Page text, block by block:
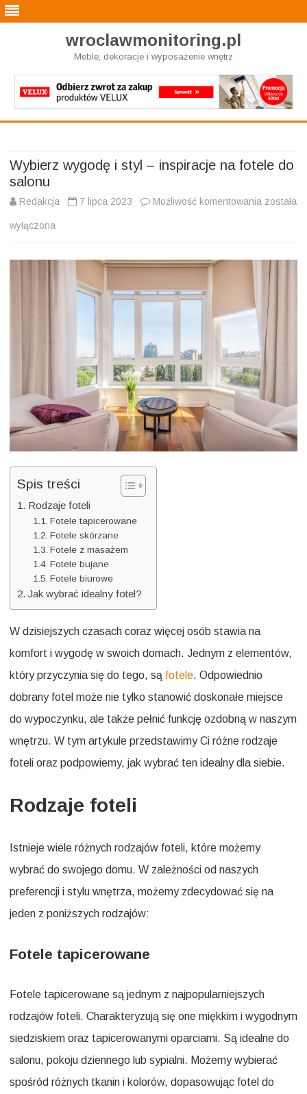
wroclawmonitoring.pl
Meble, dekoracje i wyposażenie wnętrz
Wybierz wygodę i styl – inspiracje na fotele do
salonu
Redakcja 7 lipca 2023 Możliwość komentowania Wybierz
styl
–
inspiracje
na
została
wyłączona
Spis treści
Rodzaje foteli
Fotele tapicerowane
Fotele skórzane
Fotele z masażem
Fotele bujane
Fotele biurowe
Jak wybrać idealny fotel?
W dzisiejszych czasach coraz więcej osób stawia na
komfort i wygodę w swoich domach. Jednym z elementów,
który przyczynia się do tego, są fotele. Odpowiednio
dobrany fotel może nie tylko stanowić doskonałe miejsce
do wypoczynku, ale także pełnić funkcję ozdobną w naszym
wnętrzu. W tym artykule przedstawimy Ci różne rodzaje
foteli oraz podpowiemy, jak wybrać ten idealny dla siebie.
Rodzaje foteli
Istnieje wiele różnych rodzajów foteli, które możemy
wybrać do swojego domu. W zależności od naszych
preferencji i stylu wnętrza, możemy zdecydować się na
jeden z poniższych rodzajów:
Fotele tapicerowane
Fotele tapicerowane są jednym z najpopularniejszych
rodzajów foteli. Charakteryzują się one miękkim i wygodnym
siedziskiem oraz tapicerowanymi oparciami. Są idealne do
salonu, pokoju dziennego lub sypialni. Możemy wybierać
spośród różnych tkanin i kolorów, dopasowując fotel do